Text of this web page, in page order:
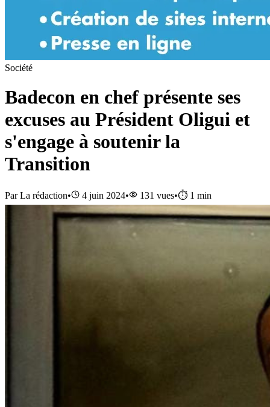
Société
Badecon en chef présente ses
excuses au Président Oligui et
s'engage à soutenir la
Transition
ParLa rédaction• 4 juin 2024• 131 vues•⏱️ 1 min